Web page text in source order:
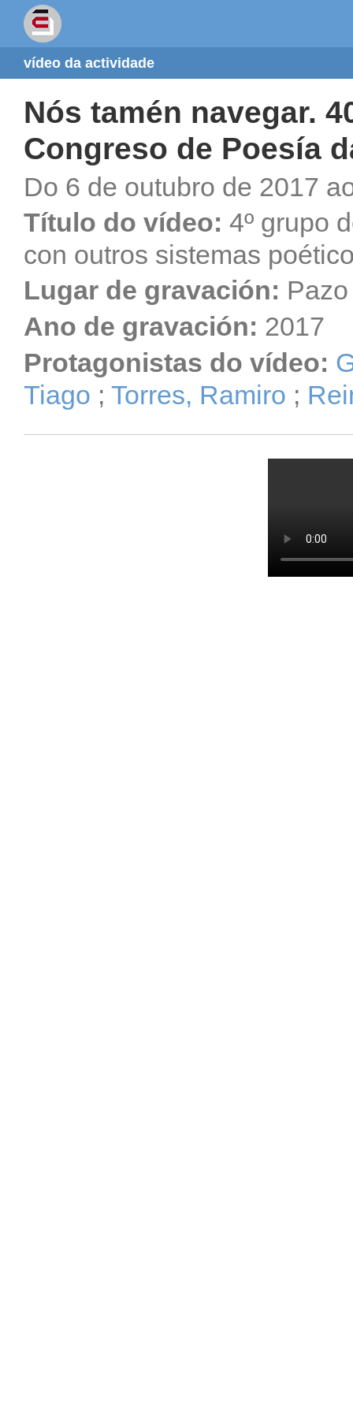
vídeo da actividade
Nós tamén navegar.
Congreso de Poesía
Do 6 de outubro de 2017
Título do vídeo: 4º grupo
con outros sistemas
Lugar de gravación:
Ano de gravación: 2017
Protagonistas do vídeo:
Tiago ; Torres, Ramiro ;